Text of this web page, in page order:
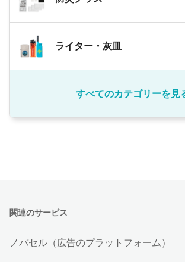
ライター・灰皿
すべてのカテゴリーを見
関連のサービス
ノバセル（広告のプラットフォーム）